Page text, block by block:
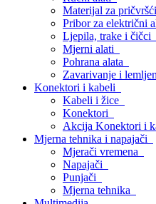
Materijal za
Pribor za električni
Ljepila, trake i čičci
Mjerni alati
Pohrana alata
Zavarivanje i
Konektori i kabeli
Kabeli i žice
Konektori
Akcija Konektori i
Mjerna tehnika i napajači
Mjerači vremena
Napajači
Punjači
Mjerna tehnika